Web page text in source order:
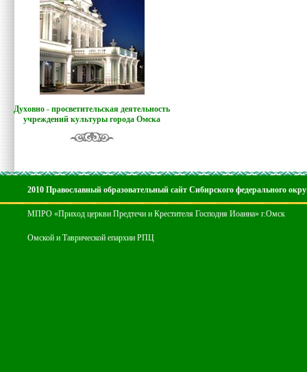
Духовно - просветительская деятельность
учреждений культуры города Омска
2010 Православный образовательный сайт Сибирского федерального
МПРО «Приход церкви Предтечи и Крестителя Господня Иоанна» г.Омск
Омской и Таврической епархии РПЦ